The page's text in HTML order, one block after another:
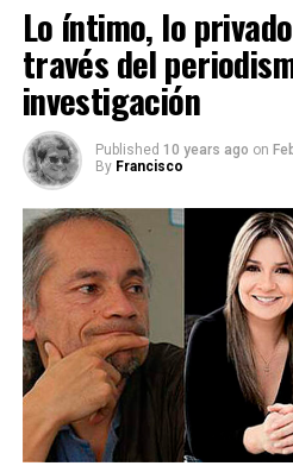
Lo íntimo, lo
través del
investigación
Published 10 years ago on
By Francisco